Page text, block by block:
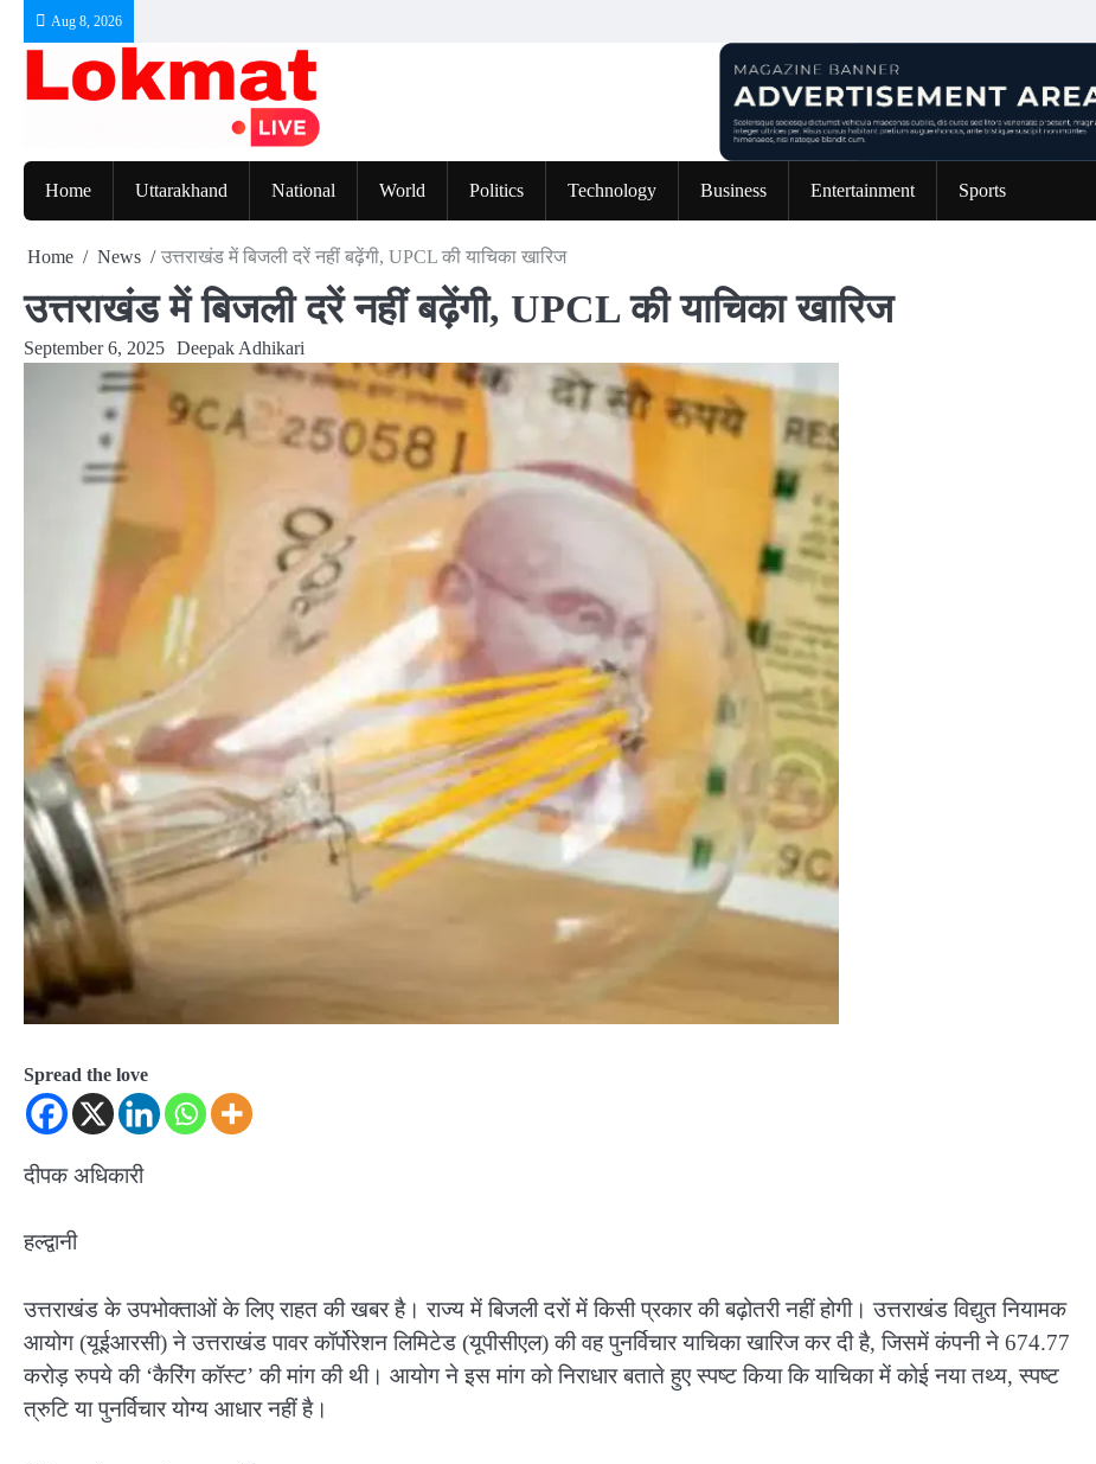
Aug 8, 2026
Home Uttarakhand National World Politics Technology Business Entertainment Sports
Home News उत्तराखंड में बिजली दरें नहीं बढ़ेंगी, UPCL की याचिका खारिज
उत्तराखंड में बिजली दरें नहीं बढ़ेंगी, UPCL की याचिका खारिज
September 6, 2025 Deepak Adhikari
Spread the love
दीपक अधिकारी
हल्द्वानी
उत्तराखंड के उपभोक्ताओं के लिए राहत की खबर है। राज्य में बिजली दरों में किसी प्रकार की बढ़ोतरी नहीं होगी। उत्तराखंड विद्युत नियामक
आयोग (यूईआरसी) ने उत्तराखंड पावर कॉर्पोरेशन लिमिटेड (यूपीसीएल) की वह पुनर्विचार याचिका खारिज कर दी है, जिसमें कंपनी ने 674.77
करोड़ रुपये की ‘कैरिंग कॉस्ट’ की मांग की थी। आयोग ने इस मांग को निराधार बताते हुए स्पष्ट किया कि याचिका में कोई नया तथ्य, स्पष्ट
त्रुटि या पुनर्विचार योग्य आधार नहीं है।